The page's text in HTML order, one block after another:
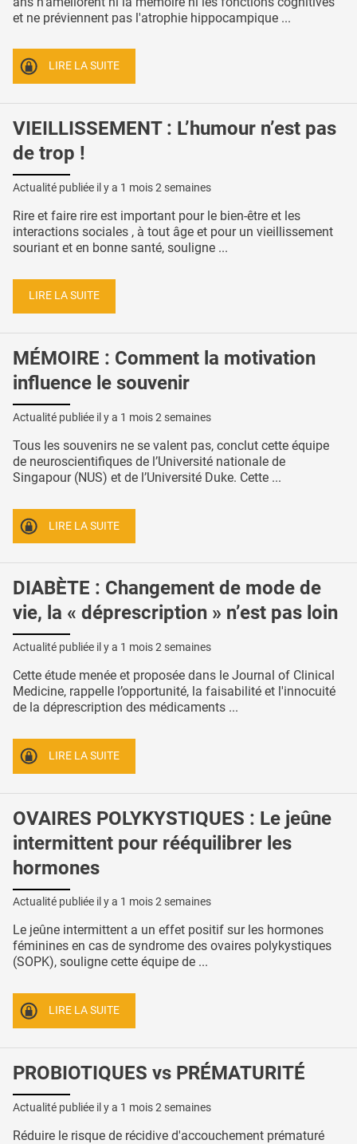
et ne préviennent pas l'atrophie hippocampique ...
LIRE LA SUITE
VIEILLISSEMENT : L’humour n’est pas
de trop !
Actualité publiée il y a 1 mois 2 semaines
Rire et faire rire est important pour le bien-être et les
interactions sociales , à tout âge et pour un vieillissement
souriant et en bonne santé, souligne ...
LIRE LA SUITE
MÉMOIRE : Comment la motivation
influence le souvenir
Actualité publiée il y a 1 mois 2 semaines
Tous les souvenirs ne se valent pas, conclut cette équipe
de neuroscientifiques de l’Université nationale de
Singapour (NUS) et de l’Université Duke. Cette ...
LIRE LA SUITE
DIABÈTE : Changement de mode de
vie, la « déprescription » n’est pas loin
Actualité publiée il y a 1 mois 2 semaines
Cette étude menée et proposée dans le Journal of Clinical
Medicine, rappelle l’opportunité, la faisabilité et l'innocuité
de la déprescription des médicaments ...
LIRE LA SUITE
OVAIRES POLYKYSTIQUES : Le jeûne
intermittent pour rééquilibrer les
hormones
Actualité publiée il y a 1 mois 2 semaines
Le jeûne intermittent a un effet positif sur les hormones
féminines en cas de syndrome des ovaires polykystiques
(SOPK), souligne cette équipe de ...
LIRE LA SUITE
PROBIOTIQUES vs PRÉMATURITÉ
Actualité publiée il y a 1 mois 2 semaines
Réduire le risque de récidive d'accouchement prématuré